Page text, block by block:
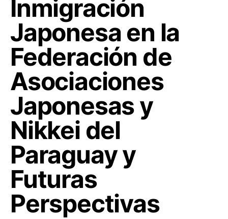
Inmigración
Japonesa en la
Federación de
Asociaciones
Japonesas y
Nikkei del
Paraguay y
Futuras
Perspectivas